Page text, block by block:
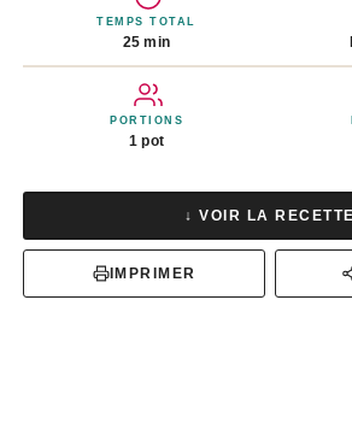
TEMPS TOTAL
25 min
PORTIONS
1 pot
↓ VOIR LA RECETTE
IMPRIMER